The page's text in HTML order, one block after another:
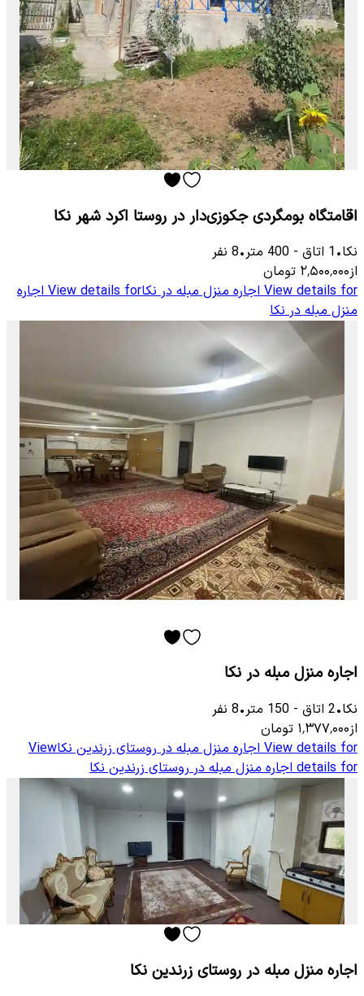
اقامتگاه بومگردی جکوزی‌دار در روستا اکرد شهر نکا
نکا•
1 اتاق -
400 متر•
8 نفر
از۲٬۵۰۰٬۰۰۰ تومان
View details for اجاره منزل مبله در نکاView details for اجاره
منزل مبله در نکا
اجاره منزل مبله در نکا
نکا•
2 اتاق -
150 متر•
8 نفر
از۱٬۳۷۷٬۰۰۰ تومان
View details for اجاره منزل مبله در روستای زرندین نکاView
details for اجاره منزل مبله در روستای زرندین نکا
اجاره منزل مبله در روستای زرندین نکا